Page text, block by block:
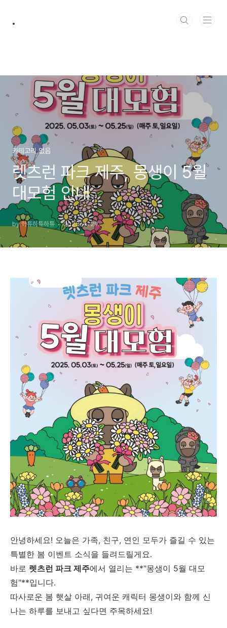
.
카테고리 없음
렛츠런 파크 제주, 몽생이 5월
대모험 안내
by 하튜하튜하튜 2025. 4. 29.
안녕하세요! 오늘은 가족, 친구, 연인 모두가 즐길 수 있는
특별한 봄 이벤트 소식을 들려드릴게요.
바로 렛츠런 파크 제주에서 열리는 **"몽생이 5월 대모
험"**입니다.
따사로운 봄 햇살 아래, 귀여운 캐릭터 몽생이와 함께 신
나는 하루를 보내고 싶다면 주목하세요!